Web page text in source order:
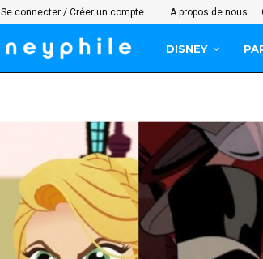
Se connecter / Créer un compte A propos de nous
DISNEY